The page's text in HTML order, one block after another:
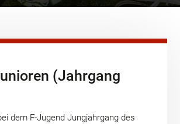
(Jahrgang
dem F-Jugend Jungjahrgang des